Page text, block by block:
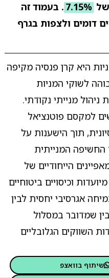
7.15% . בעמוד זה
דומים ולצפות בגרף
היא קרן פנסיה מקיפה
לשוקי המניות
מנייתי נקודתי.
למקסם פוטנציאל
תוך הישענות על
החשיפה המנייתית
הייחודיים של
וכיסויים ביטוחיים
אגרסיבי יחסית לבין
שמדובר במסלול
השווקים הגלובליים
שיתוף בוואצפ